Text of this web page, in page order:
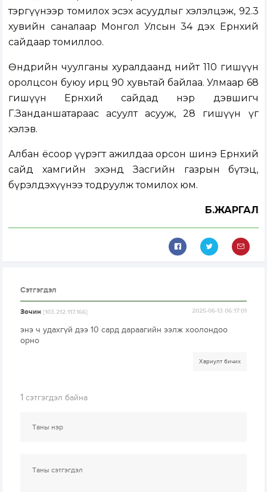
тэргүүнээр томилох эсэх асуудлыг хэлэлцэж, 92.3
хувийн саналаар Монгол Улсын 34 дэх Ерөнхий
сайдаар томиллоо.
Өнөөдрийн чуулганы хуралдаанд нийт 110 гишүүн
оролцсон буюу ирц 90 хувьтай байлаа. Улмаар 68
гишүүн Ерөнхий сайдад нэр дэвшигч
Г.Занданшатараас асуулт асууж, 28 гишүүн үг
хэлэв.
Албан ёсоор үүрэгт ажилдаа орсон шинэ Ерөнхий
сайд хамгийн эхэнд Засгийн газрын бүтэц,
бүрэлдэхүүнээ тодруулж томилох юм.
Б.ЖАРГАЛ
Сэтгэгдэл
Зочин[103.212.117.166] 2025-06-13 06:17:01
энэ ч удахгүй дээ 10 сард дараагийн ээлж хоолондоо
орно
Хариулт бичих
1 сэтгэгдэл байна